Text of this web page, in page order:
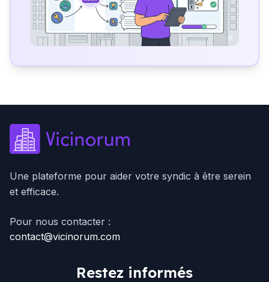
Une plateforme pour aider votre syndic à être serein
et efficace.
Pour nous contacter :
contact@vicinorum.com
Restez informés